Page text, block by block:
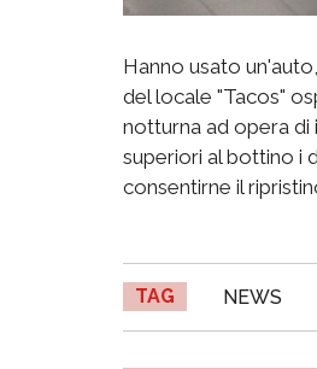
Hanno usato
del locale "Tacos"
notturna ad opera di
superiori al bottino i
consentirne il
TAG NEWS